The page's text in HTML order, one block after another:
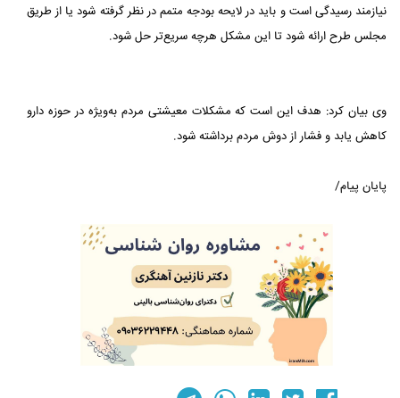
نیازمند رسیدگی است و باید در لایحه بودجه متمم در نظر گرفته شود یا از طریق
مجلس طرح ارائه شود تا این مشکل هرچه سریع‌تر حل شود.
وی بیان کرد: هدف این است که مشکلات معیشتی مردم به‌ویژه در حوزه دارو
کاهش یابد و فشار از دوش مردم برداشته شود.
پایان پیام/